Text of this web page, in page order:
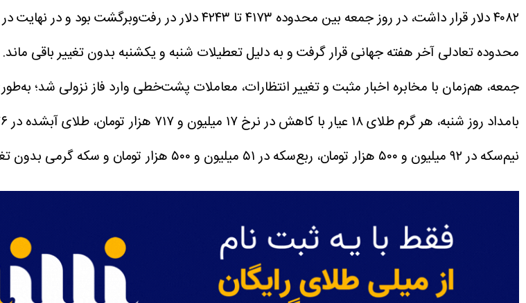
محدوده تعادلی آخر هفته جهانی قرار گرفت و به دلیل تعطیلات شنبه و یکشنبه بدون تغییر باقی ماند.
نیم‌سکه در ۹۲ میلیون و ۵۰۰ هزار تومان، ربع‌سکه در ۵۱ میلیون و ۵۰۰ هزار تومان و سکه گرمی بدون تغییر در ۲۷ میلیون تومان قرار گرفت.